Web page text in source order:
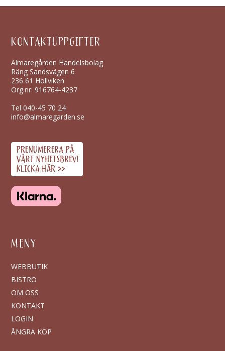
KONTAKTUPPGIFTER
Almaregården Handelsbolag
Räng Sandsvägen 6
236 61 Höllviken
Org.nr: 916764-4237
Tel040-45 70 24
info@almaregarden.se
MENY
WEBBUTIK
BISTRO
OM OSS
KONTAKT
LOGIN
ÅNGRA KÖP